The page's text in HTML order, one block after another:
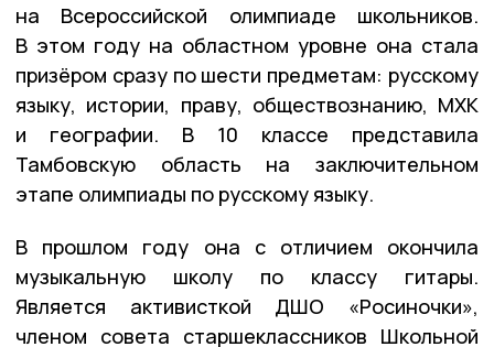
на Всероссийской олимпиаде школьников.
В этом году на областном уровне она стала
призёром сразу по шести предметам: русскому
языку, истории, праву, обществознанию, МХК
и географии. В 10 классе представила
Тамбовскую область на заключительном
этапе олимпиады по русскому языку.
В прошлом году она с отличием окончила
музыкальную школу по классу гитары.
Является активисткой ДШО «Росиночки»,
членом совета старшеклассников Школьной